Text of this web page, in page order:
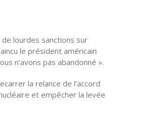
de lourdes sanctions sur
le président américain
n’avons pas abandonné ».
la relance de l’accord
et empêcher la levée